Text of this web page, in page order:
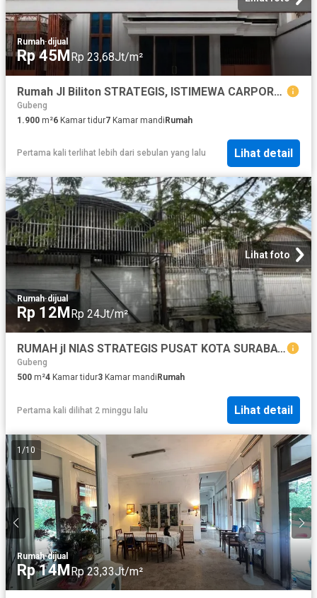
Rumah·dijual
Rp 45MRp 23,68Jt/m²
Rumah Jl Biliton STRATEGIS, ISTIMEWA CARPORT 10 MOBIL
Gubeng
1.900 m²6 Kamar tidur7 Kamar mandiRumah
Pertama kali terlihat lebih dari sebulan yang lalu Lihat detail
Lihat foto
Rumah·dijual
Rp 12M Rp 24Jt/m²
RUMAH jl NIAS STRATEGIS PUSAT KOTA SURABAYA
Gubeng
500 m²4 Kamar tidur3 Kamar mandi Rumah
Pertama kali dilihat 2 minggu lalu Lihat detail
1 /10
Rumah·dijual
Rp 14MRp 23,33Jt/m²